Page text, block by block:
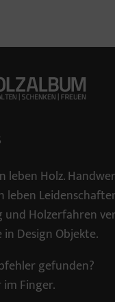
leben Holz.
leben
und Holzerfahren
Design Objekte.
gefunden?
Finger.